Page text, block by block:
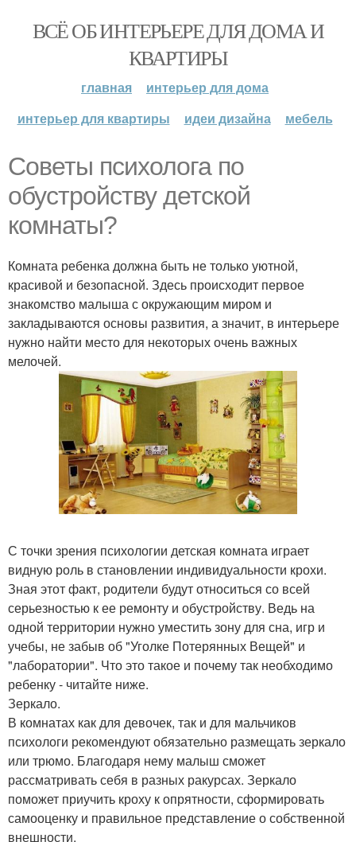
ВСЁ ОБ ИНТЕРЬЕРЕ ДЛЯ ДОМА И
КВАРТИРЫ
главная
интерьер для дома
интерьер для квартиры
идеи дизайна мебель
Советы психолога по
обустройству детской
комнаты?
Комната ребенка должна быть не только уютной,
красивой и безопасной. Здесь происходит первое
знакомство малыша с окружающим миром и
закладываются основы развития, а значит, в интерьере
нужно найти место для некоторых очень важных
мелочей.
С точки зрения психологии детская комната играет
видную роль в становлении индивидуальности крохи.
Зная этот факт, родители будут относиться со всей
серьезностью к ее ремонту и обустройству. Ведь на
одной территории нужно уместить зону для сна, игр и
учебы, не забыв об "Уголке Потерянных Вещей" и
"лаборатории". Что это такое и почему так необходимо
ребенку - читайте ниже.
Зеркало.
В комнатах как для девочек, так и для мальчиков
психологи рекомендуют обязательно размещать зеркало
или трюмо. Благодаря нему малыш сможет
рассматривать себя в разных ракурсах. Зеркало
поможет приучить кроху к опрятности, сформировать
самооценку и правильное представление о собственной
внешности.